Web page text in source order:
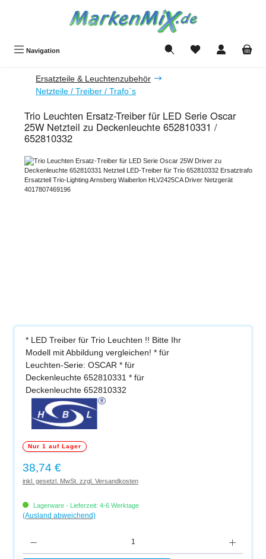
Navigation Du hast 0 Produkte
Ersatzteile & Leuchtenzubehör
Netzteile / Treiber / Trafo`s
Trio Leuchten Ersatz-Treiber für LED Serie Oscar
25W Netzteil zu Deckenleuchte 652810331 /
652810332
Bildergalerie überspringen
* LED Treiber für Trio Leuchten !! Bitte Ihr
Modell mit Abbildung vergleichen! * für
Leuchten-Serie: OSCAR * für
Deckenleuchte 652810331 * für
Deckenleuchte 652810332
Nur 1 auf Lager
Regulärer Preis:
38,74 €
inkl. gesetzl. MwSt. zzgl. Versandkosten
Lagerware - Lieferzeit: 4-6 Werktage
(Ausland abweichend)